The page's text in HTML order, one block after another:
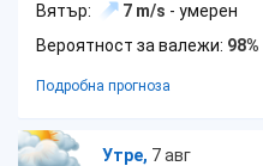
Вятър: 7 m/s - умерен
Вероятност за валежи: 98%
Подробна прогноза
Утре, 7 авг